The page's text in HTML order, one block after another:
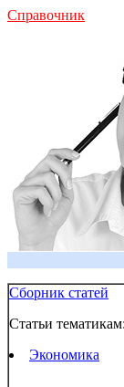
Справочник
Сборник статей
Статьи тематикам:
Экономика